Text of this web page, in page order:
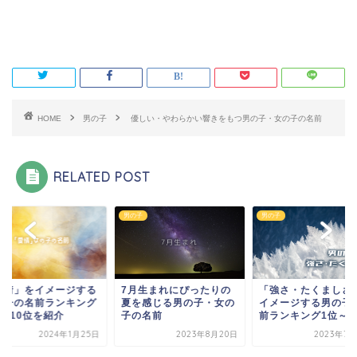
HOME 男の子 優しい・やわらかい響きをもつ男の子・女の子の名前
RELATED POST
情」をイメージする
子の名前ランキング
10位を紹介
2024年1月25日
男の子
7月生まれにぴったりの
夏を感じる男の子・女の
子の名前
2023年8月20日
男の子
「強さ・たくましさ
イメージする男の子
前ランキング1位～
2023年7